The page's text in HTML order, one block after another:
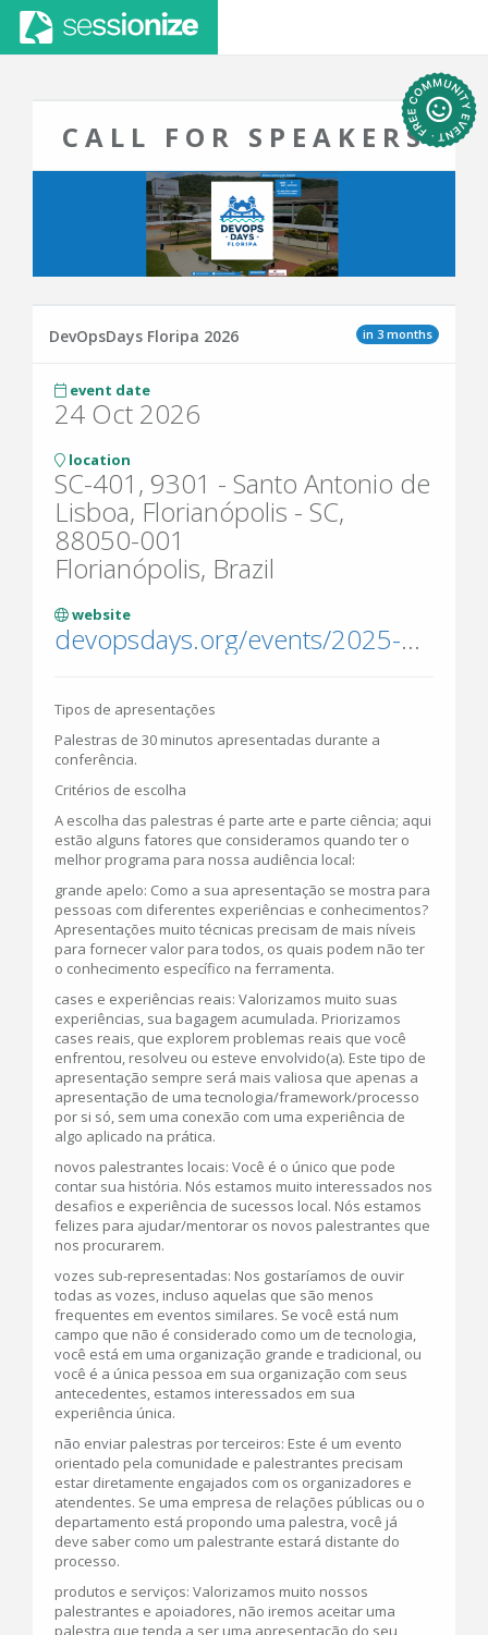
CALL FOR SPEAKERS
in 3 months
DevOpsDays Floripa 2026
event date
24 Oct 2026
location
SC-401, 9301 - Santo Antonio de
Lisboa, Florianópolis - SC,
88050-001
Florianópolis, Brazil
website
devopsdays.org/events/2025-florianopolis/welcome/
Tipos de apresentações
Palestras de 30 minutos apresentadas durante a
conferência.
Critérios de escolha
A escolha das palestras é parte arte e parte ciência; aqui
estão alguns fatores que consideramos quando ter o
melhor programa para nossa audiência local:
grande apelo: Como a sua apresentação se mostra para
pessoas com diferentes experiências e conhecimentos?
Apresentações muito técnicas precisam de mais níveis
para fornecer valor para todos, os quais podem não ter
o conhecimento específico na ferramenta.
cases e experiências reais: Valorizamos muito suas
experiências, sua bagagem acumulada. Priorizamos
cases reais, que explorem problemas reais que você
enfrentou, resolveu ou esteve envolvido(a). Este tipo de
apresentação sempre será mais valiosa que apenas a
apresentação de uma tecnologia/framework/processo
por si só, sem uma conexão com uma experiência de
algo aplicado na prática.
novos palestrantes locais: Você é o único que pode
contar sua história. Nós estamos muito interessados nos
desafios e experiência de sucessos local. Nós estamos
felizes para ajudar/mentorar os novos palestrantes que
nos procurarem.
vozes sub-representadas: Nos gostaríamos de ouvir
todas as vozes, incluso aquelas que são menos
frequentes em eventos similares. Se você está num
campo que não é considerado como um de tecnologia,
você está em uma organização grande e tradicional, ou
você é a única pessoa em sua organização com seus
antecedentes, estamos interessados em sua
experiência única.
não enviar palestras por terceiros: Este é um evento
orientado pela comunidade e palestrantes precisam
estar diretamente engajados com os organizadores e
atendentes. Se uma empresa de relações públicas ou o
departamento está propondo uma palestra, você já
deve saber como um palestrante estará distante do
processo.
produtos e serviços: Valorizamos muito nossos
palestrantes e apoiadores, não iremos aceitar uma
palestra que tenda a ser uma apresentação do seu